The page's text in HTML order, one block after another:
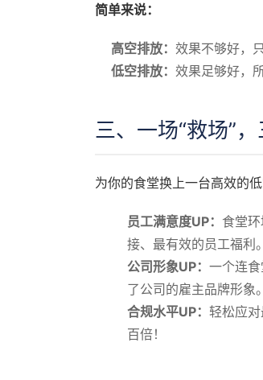
简单来说：
高空排放： 效果不够好，
低空排放： 效果足够好，
三、一场“救场”，
为你的食堂换上一台高效的
员工满意度UP： 食堂
接、最有效的员工福利。
公司形象UP： 一个连
了公司的雇主品牌形象。
合规水平UP： 轻松应
百倍！